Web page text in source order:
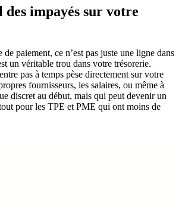
des impayés sur votre
paiement, ce n’est pas juste une ligne dans
un véritable trou dans votre trésorerie.
pas à temps pèse directement sur votre
fournisseurs, les salaires, ou même à
discret au début, mais qui peut devenir un
pour les TPE et PME qui ont moins de